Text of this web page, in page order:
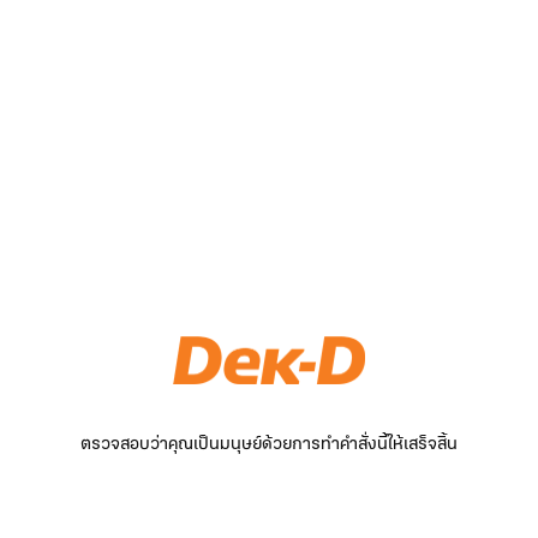
ตรวจสอบว่าคุณเป็นมนุษย์ด้วยการทำคำสั่งนี้ให้เสร็จสิ้น